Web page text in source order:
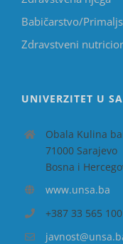
Babičarstvo/
Zdravstveni
UNIVERZITET U
Obala Kulina
71000 Sarajevo
Bosna i
www.unsa.ba
+387 33 565 100